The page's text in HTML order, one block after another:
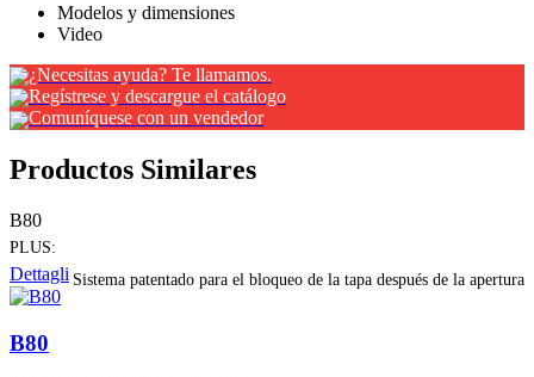
Modelos y dimensiones
Video
¿Necesitas ayuda? Te llamamos.
Regístrese y descargue el catálogo
Comuníquese con un vendedor
Productos Similares
B80
PLUS:
Sistema patentado para el bloqueo de la tapa después de la apertura
Dettagli
B80